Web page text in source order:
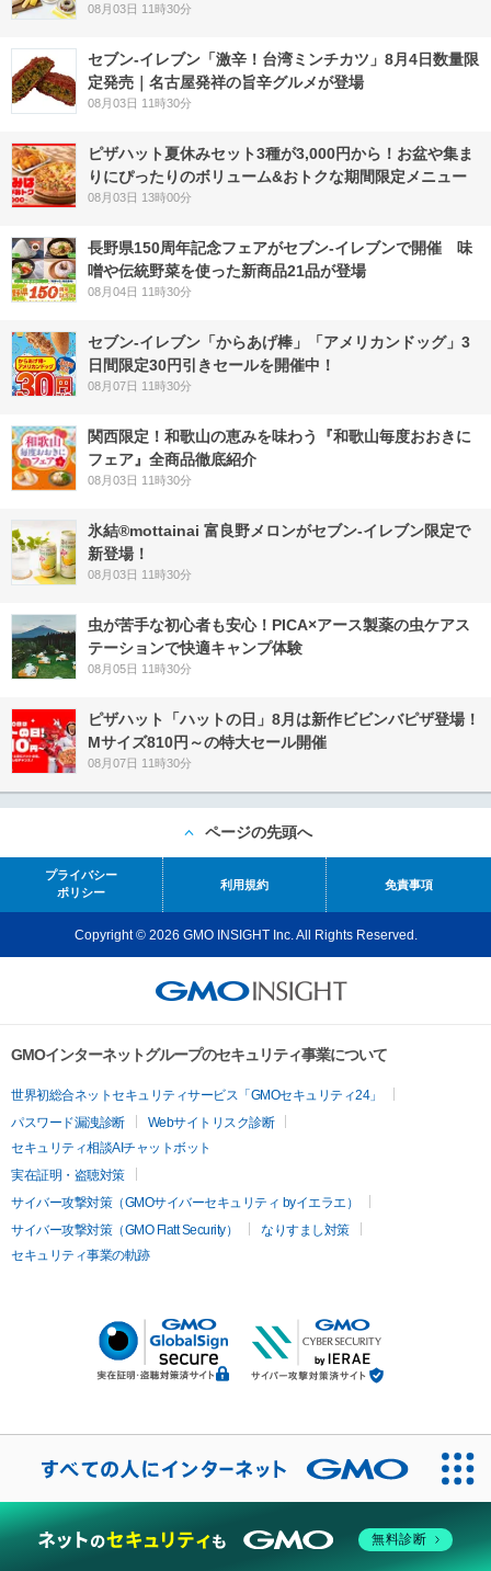
08月03日 11時30分
セブン-イレブン「激辛！台湾ミンチカツ」8月4日数量限
定発売｜名古屋発祥の旨辛グルメが登場
08月03日 11時30分
ピザハット夏休みセット3種が3,000円から！お盆や集ま
りにぴったりのボリューム&おトクな期間限定メニュー
08月03日 13時00分
長野県150周年記念フェアがセブン-イレブンで開催 味
噌や伝統野菜を使った新商品21品が登場
08月04日 11時30分
セブン‐イレブン「からあげ棒」「アメリカンドッグ」3
日間限定30円引きセールを開催中！
08月07日 11時30分
関西限定！和歌山の恵みを味わう『和歌山毎度おおきに
フェア』全商品徹底紹介
08月03日 11時30分
氷結®mottainai 富良野メロンがセブン‐イレブン限定で
新登場！
08月03日 11時30分
虫が苦手な初心者も安心！PICA×アース製薬の虫ケアス
テーションで快適キャンプ体験
08月05日 11時30分
ピザハット「ハットの日」8月は新作ビビンバピザ登場！
Mサイズ810円～の特大セール開催
08月07日 11時30分
ページの先頭へ
プライバシー
ポリシー
利用規約 免責事項
Copyright © 2026 GMO INSIGHT Inc. All Rights Reserved.
GMOインターネットグループのセキュリティ事業について
世界初総合ネットセキュリティサービス「GMOセキュリティ24」
パスワード漏洩診断
Webサイトリスク診断
セキュリティ相談AIチャットボット
実在証明・盗聴対策
サイバー攻撃対策（GMOサイバーセキュリティ byイエラエ）
サイバー攻撃対策（GMO Flatt Security）
なりすまし対策
セキュリティ事業の軌跡
無料診断